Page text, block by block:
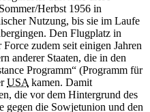
Herbst 1956 in
Nutzung, bis sie im Laufe
Den Flugplatz in
Force zudem seit einigen Jahren
anderer Staaten, die in den
Programm“ (Programm für
USA kamen. Damit
die vor dem Hintergrund des
gegen die Sowjetunion und den